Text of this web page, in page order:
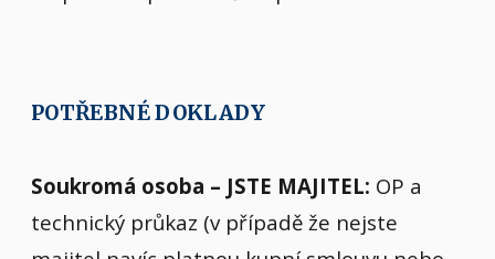
POTŘEBNÉ DOKLADY
Soukromá osoba – JSTE MAJITEL: OP a
technický průkaz (v případě že nejste